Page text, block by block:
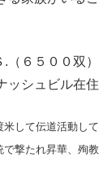
.（６５００双）
ッシュビル在住
して伝道活動して
で撃たれ昇華、殉教